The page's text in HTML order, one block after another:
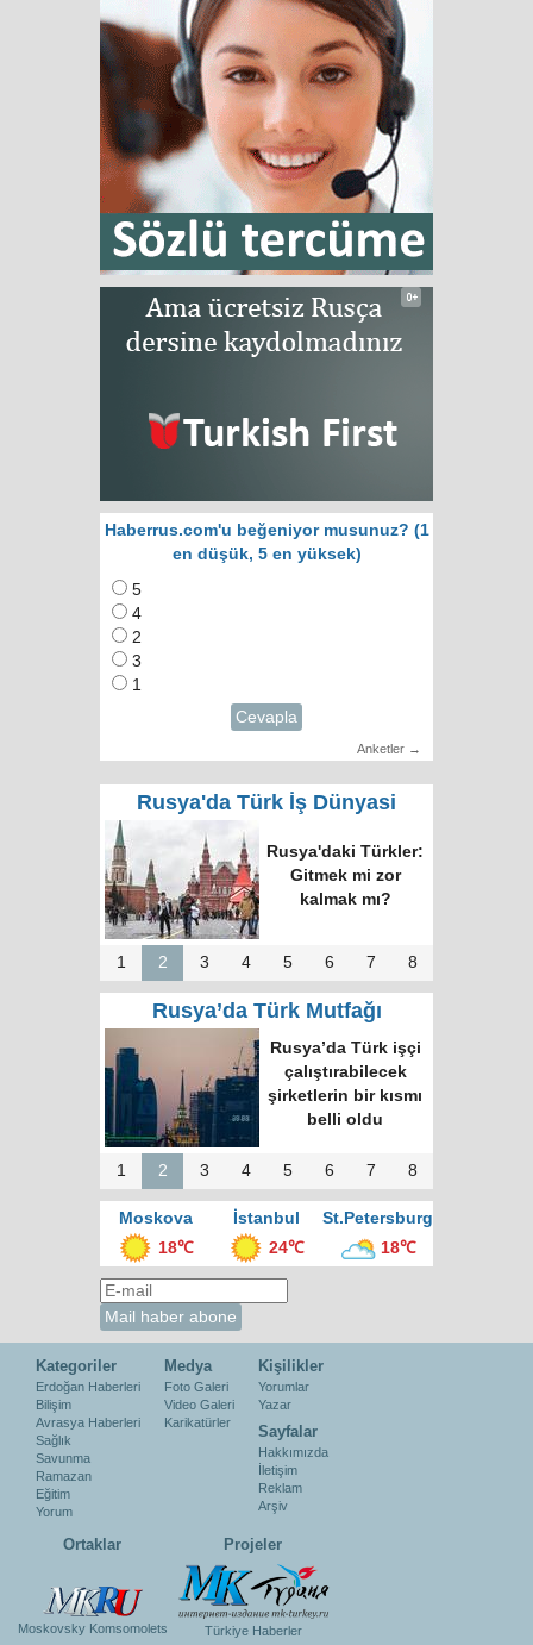
Haberrus.com'u beğeniyor musunuz? (1
en düşük, 5 en yüksek)
5
4
2
3
1
Cevapla
Anketler →
Rusya'da Türk İş Dünyasi
Rusya'daki Türkler:
Gitmek mi zor
kalmak mı?
1 2 3 4 5 6 7 8
Rusya’da Türk Mutfağı
Rusya’da Türk işçi
çalıştırabilecek
şirketlerin bir kısmı
belli oldu
1 2 3 4 5 6 7 8
Moskova İstanbul
St.Petersburg
18℃
24℃ 18℃
Kategoriler
Erdoğan Haberleri
Bilişim
Avrasya Haberleri
Sağlık
Savunma
Ramazan
Eğitim
Yorum
Medya
Foto Galeri
Video Galeri
Karikatürler
Kişilikler
Yorumlar
Yazar
Sayfalar
Hakkımızda
İletişim
Reklam
Arşiv
Ortaklar
Moskovsky Komsomolets
Projeler
Türkiye Haberler